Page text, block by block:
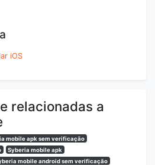
iOS
relacionadas a
mobile apk sem verificação
Syberia mobile apk
mobile android sem verificação